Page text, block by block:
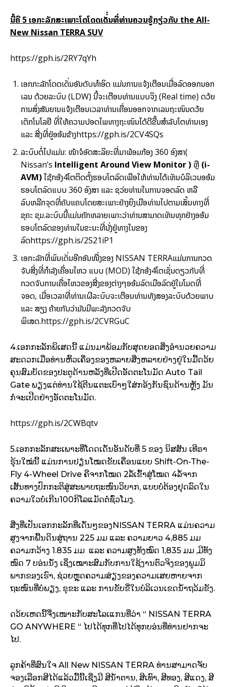
ນີ້ຄື 5 ເອກະລັກສະເພາະໂຕໂດດເດັ່່ນທີ່ທ່ານຄວນຮູ້ກຽ່ວກັບ the All-
New Nissan TERRA SUV
https://gph.is/2RY7qYh
ເອກກະລັກໂດດເດັ່ນອັນດັບທຳອິດ ແມ່ນການແຈ້ງເຕືອນເມື່ອລົດອອກນອກ
ເລນ ດ້ວຍລະບົບ (LDW) ນີ້ຈະເຕືອນທ່ານແບບຈິງ (Real time) ດວ້ຍ
ການສົ່ງສັນຍານແຈ້ງເຕືອນເວລາທ່ານເຄື່ອນອອກຈາກເລນຖະໜົນດວ້ຍ
ເຕັກໂນໂລຢີ ທີ່ໃຫ້ຄວາມປອດໄພທາງຖະໜົນໄດ້ດີຂື້ນສຳລັບໂຕທ່ານເອງ
ແລະ ສີ່ງທີ່ຢູ່ອອ້ມຂ້າງhttps://gph.is/2CV4SQs
ລະບົບຕໍ່ໄປແມ່ນ: ໜ້າຈໍອັດສະລິຍະທີ່ມາພ້ອມກ້ອງ 360 ອົງສາ(
Nissan’s Intelligent Around View Monitor ) ຫຼື (i-
AVM)ໃຊ້ກອ້ງ4ໂຕຕິດຕັ້ງຮອບໂຕລົດເພືອໃຫ້ທ່ານໄດ້ເຫັນບໍລິເວນອອ້ມ
ຮອບໂຕລົດແບບ 360 ອົງສາ ແລະ ຊວ່ຍທ່ານໃນການຈອດລົດ ຫລື
ລົບຫລີກຈຸດທີ່ຄັບແຄບໂດຍສະເພາະຢ່າງຍິງເມືອທ່ານໄປຕາມເສັ້ນທາງທີ່
ຂຸຄະ ຂຸມ.ລະບົບນີ້ແມ່ນຄັກຫລາຍເພາະວ່າທ່ານສາມາດເຫັນທຸກຢ່າງອອ້ມ
ຮອບໂຕລົດຂອງທ່ານໃນຂະນະທີ່ນັ່ງຢູ່ທາງໃນຂອງ
ລົດhttps://gph.is/2S21iP1
ເອກະລັກທີ່ພົນເດັ່ນອີກອັນໜື່ງຂອງ NISSAN TERRAແມ່ນການກວດ
ຈັບສີ່ງທີ່ກຳລັງເຄື່ອນໄຫວ ແບບ (MOD) ໃຊ້ກອ້ງ4ໂຕເຊັ່ນດຽວກັບທີ່
ກວດຈັບການເຄື່ອໄຫວຂອງສີ່ງຂອງຕ່າງໆອອ້ມລົດເມືອລົດຢູ່ໃນໂມດທີ່
ຈອດ, ເມື່ອເວລາທີ່ທ່ານເຜີລະບົບຈະເຕືອນທ່ານທັງສອງລະບົບດ້ວຍພາບ
ແລະ ສຽງ ຄ້າຍກັບວ່າມັນມີພະລັງກວດຈັບ
ພິເສດ.https://gph.is/2CVRGuC
4.ເອກກະລັກພິເສດນີ້ ແມ່ນມາພ້ອມກັບສຸດຍອດສິ່ງອຳນວຍຄວາມ
ສະດວກເມື່ອທ່ານຫິ້ວເຄື່ອງຂອງຫລາຍສີ່ງຫລາຍຢ່າງຢູ່ໃນມື້ດວ້ຍ
ຄຸນສົມບັດຂອງປະຕູດ້ານຫລັງທີ່ເປີດອັດຕະໂນມັດ Auto Tail
Gate ພຽງແຕ່ທ່ານໃຊ້ຕີນແຕະເບົາໆໃສ່ກອ້ງກັນຊົນດ້ານຫຼັງ ມັນ
ກໍ່ຈະເປີດຢ່າງອັດຕະໂນມັດ.
https://gph.is/2CWBqtv
5.ເອກກະລັກສະເພາະທີ່ໂດດເດັ່ນອັນດັບທີ່ 5 ຂອງ ນິສສັນ ເທີຣາ
ຮຸ້ນໃໝ່ນີ້ ແມ່ນການປຽ່ນໂໝດຂັບເຄື່ອນແບບ Shift-On-The-
Fly 4-Wheel Drive ຄືຈາກໂໝດ 2ລໍ້ເຂົ້າສູ່ໂໝດ 4ລໍ້ຈາກ
ເສັ້ນທາງປົກກະຕິສູ່ສະພາບຖະໜົນວິບາກ, ແບບບໍ່ຕ້ອງຢຸດລົດໃນ
ຄວາມໃວບໍ່ເກີນ100ກິໂລແມັດຕໍ່ຊົ່ວໂມງ.
ສີ່ງທີ່ເປັນເອກກະລັກທີ່ເດັ່ນໆຂອງNISSAN TERRA ແມ່ນຄວາມ
ສູງຈາກພື້ນດິນສູ່ຖານ 225 ມມ ແລະ ຄວາມຍາວ 4,885 ມມ
ຄວາມກວ້າງ 1.835 ມມ ແລະ ຄວາມສູງທັງໝົດ 1,835 ມມ ,ມີທັງ
ໜົດ 7 ບອ່ນນັ່ງ ເຊິ່ງເໝາະສົມກັບການໃຊ້ງານຕົວຈິງຂອງພູມມິ
ພາກຂອງເຮົາ, ຊ່ວຍຫຼຸດຄວາມສ່ຽງຂອງຄວາມເສຍຫາຍຈາກ
ຖະໜົນທີ່ບໍພຽງ, ຂຸຂະ ແລະ ການຂັບຂີ່ໃນບໍລິເວນເຂດນ້ຳຖວ້ມຂັງ.
ດວ້ຍເຫດນີ້ຈື່ງເໜາະກັບສະໂລເແກນທີ່ວ່າ “ NISSAN TERRA
GO ANYWHERE “ ໄປໄດ້ທຸກທີ່ໄປໄດ້ທຸກບອ່ນທີ່ທ່ານຢາກຈະ
ໄປ.
ລູກຄ້າທີ່ສົນໃຈ All New NISSAN TERRA ທ່ານສາມາດຈັບ
ຈອງເລືອກສີໄດ້ແລ້ວມື້ນີ້ເຊີ່ງມີ ສີນ້ຳຕານ, ສີເທົາ, ສີທອງ, ສີແດງ, ສີ